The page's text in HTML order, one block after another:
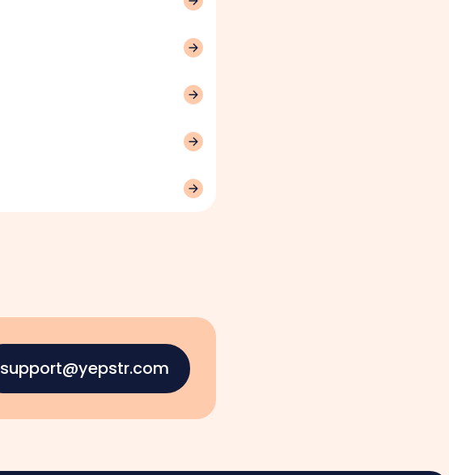
support@yepstr.com